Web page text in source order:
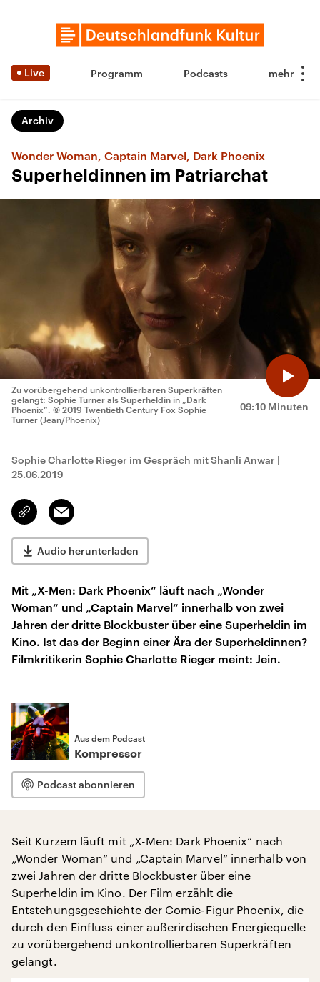
Live Programm Podcasts
Archiv
Wonder Woman, Captain Marvel, Dark Phoenix
Superheldinnen im Patriarchat
09:10 Minuten
Zu vorübergehend unkontrollierbaren Superkräften
gelangt: Sophie Turner als Superheldin in „Dark
Phoenix“. © 2019 Twentieth Century Fox Sophie
Turner (Jean/Phoenix)
Sophie Charlotte Rieger im Gespräch mit Shanli Anwar |
25.06.2019
Link
kopieren/teilen
Email
Audio herunterladen
Mit „X-Men: Dark Phoenix“ läuft nach „Wonder
Woman“ und „Captain Marvel“ innerhalb von zwei
Jahren der dritte Blockbuster über eine Superheldin im
Kino. Ist das der Beginn einer Ära der Superheldinnen?
Filmkritikerin Sophie Charlotte Rieger meint: Jein.
Aus dem Podcast
Kompressor
Podcast abonnieren
Seit Kurzem läuft mit „X-Men: Dark Phoenix“ nach
„Wonder Woman“ und „Captain Marvel“ innerhalb von
zwei Jahren der dritte Blockbuster über eine
Superheldin im Kino. Der Film erzählt die
Entstehungsgeschichte der Comic-Figur Phoenix, die
durch den Einfluss einer außerirdischen Energiequelle
zu vorübergehend unkontrollierbaren Superkräften
gelangt.